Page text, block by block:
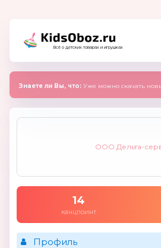
Всё о детских товарах и игрушках
Знаете ли Вы, что: Уже можно скачать новый номер
ООО Дельта-
14
канцпоинт
Профиль